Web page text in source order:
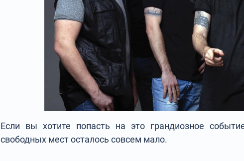
Если вы хотите попасть на это грандиозное
свободных мест осталось совсем мало.